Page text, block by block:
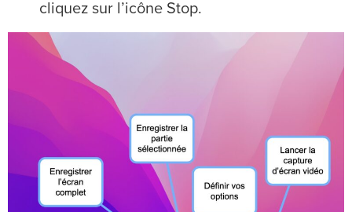
cliquez sur l’icône Stop.